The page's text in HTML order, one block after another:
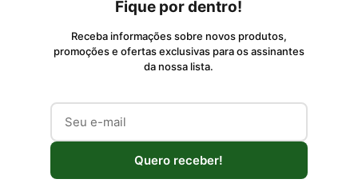
Fique por dentro!
Receba informações sobre novos produtos,
promoções e ofertas exclusivas para os assinantes
da nossa lista.
Quero receber!